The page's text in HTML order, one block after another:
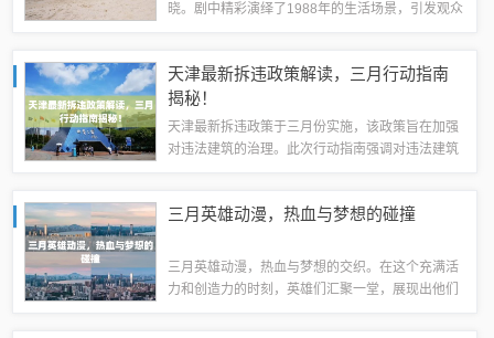
晓。剧中精彩演绎了1988年的生活场景，引发观众
现了亲情、友情和爱情故事。值得期待...
天津最新拆违政策解读，三月行动指南
揭秘！
天津最新拆违政策于三月份实施，该政策旨在加强
对违法建筑的治理。此次行动指南强调对违法建筑
度，为天津市的城市发展创造更好的条件。天...
三月英雄动漫，热血与梦想的碰撞
三月英雄动漫，热血与梦想的交织。在这个充满活
力和创造力的时刻，英雄们汇聚一堂，展现出他们